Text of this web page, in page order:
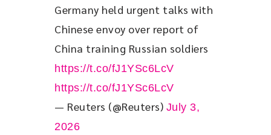
Germany held urgent talks with
Chinese envoy over report of
China training Russian soldiers
https://t.co/fJ1YSc6LcV
https://t.co/fJ1YSc6LcV
— Reuters (@Reuters) July 3,
2026